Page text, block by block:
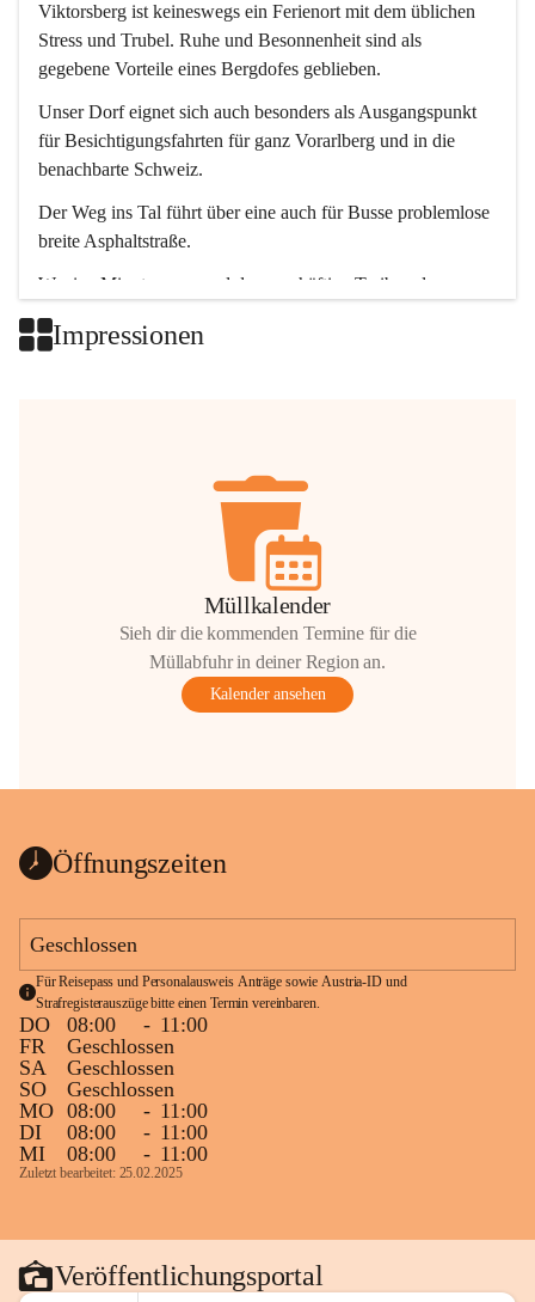
Viktorsberg ist keineswegs ein Ferienort mit dem üblichen
Stress und Trubel. Ruhe und Besonnenheit sind als
gegebene Vorteile eines Bergdofes geblieben.
Unser Dorf eignet sich auch besonders als Ausgangspunkt
für Besichtigungsfahrten für ganz Vorarlberg und in die
benachbarte Schweiz.
Der Weg ins Tal führt über eine auch für Busse problemlose
breite Asphaltstraße.
Wenige Minuten nur, und das geschäftige Treiben der
Impressionen
Müllkalender
Sieh dir die kommenden Termine für die
Müllabfuhr in deiner Region an.
Kalender ansehen
Öffnungszeiten
Geschlossen
Für Reisepass und Personalausweis Anträge sowie Austria-ID und
Strafregisterauszüge bitte einen Termin vereinbaren.
DO 08:00 - 11:00
FR
Geschlossen
SA
Geschlossen
SO
Geschlossen
MO 08:00 - 11:00
DI
08:00 - 11:00
MI
08:00 - 11:00
Zuletzt bearbeitet: 25.02.2025
Veröffentlichungsportal